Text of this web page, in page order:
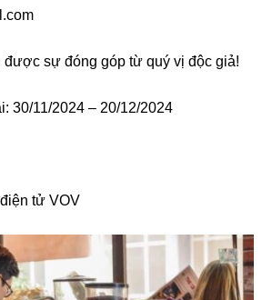
được sự đóng góp từ quý vị độc giả!
30/11/2024 – 20/12/2024
tử VOV